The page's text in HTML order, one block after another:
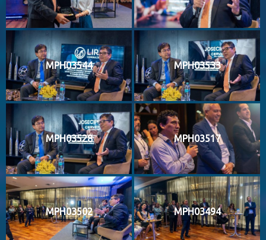
MPH03544 MPH03533
MPH03528 MPH03517
MPH03502 MPH03494